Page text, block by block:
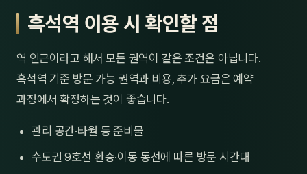
흑석역 이용 시 확인할 점
역 인근이라고 해서 모든 권역이 같은 조건은 아닙니다.
흑석역 기준 방문 가능 권역과 비용, 추가 요금은 예약
과정에서 확정하는 것이 좋습니다.
관리 공간·타월 등 준비물
수도권 9호선 환승·이동 동선에 따른 방문 시간대